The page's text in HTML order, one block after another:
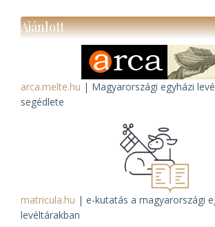
Ajánlott
arca.melte.hu | Magyarországi egyházi
segédlete
matricula.hu | e-kutatás a magyarországi
levéltárakban